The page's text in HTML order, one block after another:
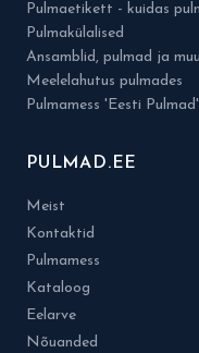
Pulmaetikett - kuidas
Pulmakülalised
Ansamblid, pulmad ja
Meelelahutus pulmades
Pulmamess 'Eesti Pulmad'
PULMAD.EE
Meist
Kontaktid
Pulmamess
Kataloog
Eelarve
Nõuanded